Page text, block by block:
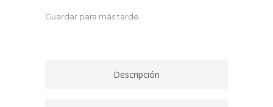
5
Guardar para más tarde
Descripción